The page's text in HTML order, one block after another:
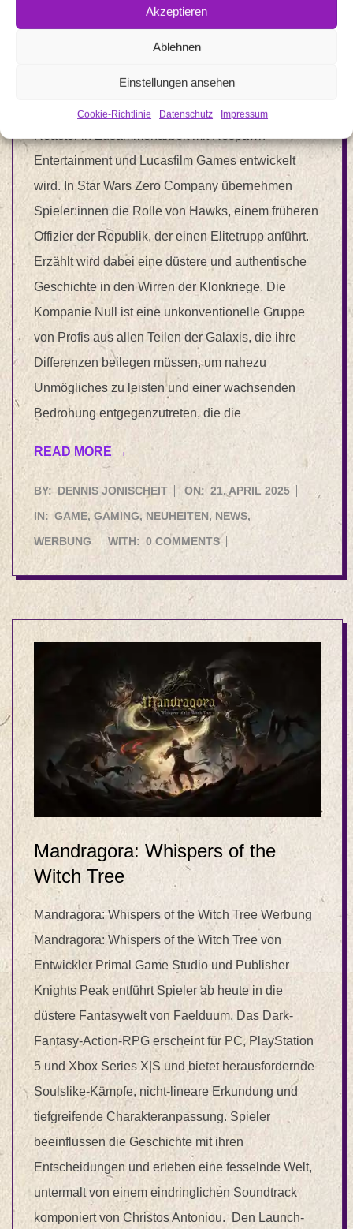
Akzeptieren
Ablehnen
Einstellungen ansehen
Cookie-Richtlinie Datenschutz Impressum
rundenbasiertes Taktikspiel Star Wars Zero
rundenbasierte Singleplayer-Taktikspiel Star
Wars Zero Company vorgestellt, das von Bit
Reactor in Zusammenarbeit mit Respawn
Entertainment und Lucasfilm Games entwickelt
wird. In Star Wars Zero Company übernehmen
Spieler:innen die Rolle von Hawks, einem früheren
Offizier der Republik, der einen Elitetrupp anführt.
Erzählt wird dabei eine düstere und authentische
Geschichte in den Wirren der Klonkriege. Die
Kompanie Null ist eine unkonventionelle Gruppe
von Profis aus allen Teilen der Galaxis, die ihre
Differenzen beilegen müssen, um nahezu
Unmögliches zu leisten und einer wachsenden
Bedrohung entgegenzutreten, die die
READ MORE →
2025-
04-
21
BY: DENNIS JONISCHEIT ON: 21. APRIL 2025
IN: GAME,GAMING, NEUHEITEN , NEWS,
WERBUNG WITH: 0 COMMENTS
Mandragora: Whispers of the
Witch Tree
Mandragora: Whispers of the Witch Tree Werbung
Mandragora: Whispers of the Witch Tree von
Entwickler Primal Game Studio und Publisher
Knights Peak entführt Spieler ab heute in die
düstere Fantasywelt von Faelduum. Das Dark-
Fantasy-Action-RPG erscheint für PC, PlayStation
5 und Xbox Series X|S und bietet herausfordernde
Soulslike-Kämpfe, nicht-lineare Erkundung und
tiefgreifende Charakteranpassung. Spieler
beeinflussen die Geschichte mit ihren
Entscheidungen und erleben eine fesselnde Welt,
untermalt von einem eindringlichen Soundtrack
komponiert von Christos Antoniou. Den Launch-